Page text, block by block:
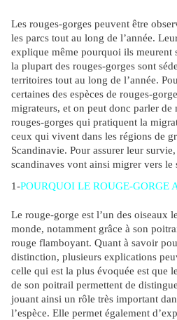
Les rouges-gorges peuvent être
les parcs tout au long de l’année.
explique même pourquoi ils meurent
la plupart des rouges-gorges sont
territoires tout au long de l’année.
certaines des espèces de rouges-
migrateurs, et on peut donc parler
rouges-gorges qui pratiquent la
ceux qui vivent dans les régions de
Scandinavie. Pour assurer leur
scandinaves vont ainsi migrer vers le
1-POURQUOI LE ROUGE-GORGE
Le rouge-gorge est l’un des oiseaux
monde, notamment grâce à son
rouge flamboyant. Quant à savoir
distinction, plusieurs explications
celle qui est la plus évoquée est que
de son poitrail permettent de
jouant ainsi un rôle très important
l’espèce. Elle permet également